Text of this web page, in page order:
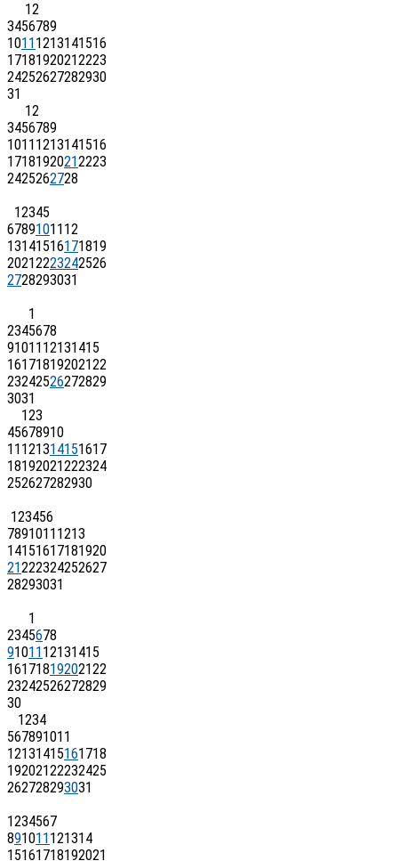
12
3456789
1011 1213141516
17181920212223
24252627282930
31
12
3456789
1011 1213141516
17181920212223
2425262728
12345
67891011 12
13141516171819
20212223242526
2728293031
1
2345678
91011 12131415
16171819202122
23242526272829
3031
123
45678910
11 121314151617
18192021222324
252627282930
123456
7891011 1213
14151617181920
21222324252627
28293031
1
2345678
91011 12131415
16171819202122
23242526272829
30
1234
567891011
12131415161718
19202122232425
262728293031
1234567
891011 121314
15161718192021